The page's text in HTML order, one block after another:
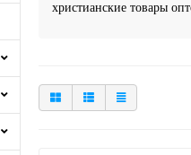
христианские товары